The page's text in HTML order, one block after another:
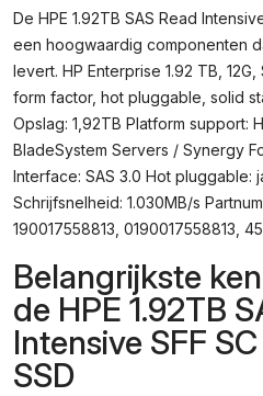
De HPE 1.92TB SAS Read
een hoogwaardig componenten
levert. HP Enterprise 1.92 TB,
form factor, hot pluggable, solid
Opslag: 1,92TB Platform support:
BladeSystem Servers / Synergy
Interface: SAS 3.0 Hot pluggable:
Schrijfsnelheid: 1.030MB/s
190017558813, 0190017558813,
Belangrijkste
de HPE 1.92TB
Intensive SFF
SSD